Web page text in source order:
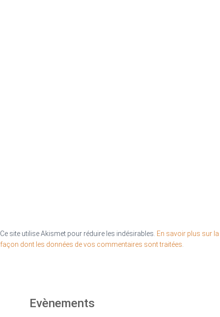
Ce site utilise Akismet pour réduire les indésirables. En savoir plus sur la
façon dont les données de vos commentaires sont traitées
Evènements